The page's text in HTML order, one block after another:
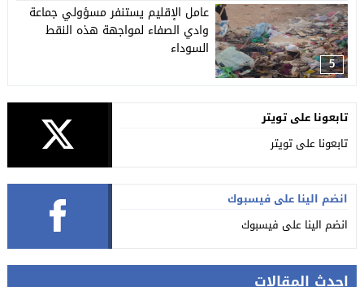
5
عامل الإقليم يستنفر مسؤولي جماعة
وادي الصفاء لمواجهة هذه النقط
السوداء
تابعونا على تويتر
تابعونا على تويتر
انضم الينا على فيسبوك
انضم الينا على فيسبوك
احدث المقالات